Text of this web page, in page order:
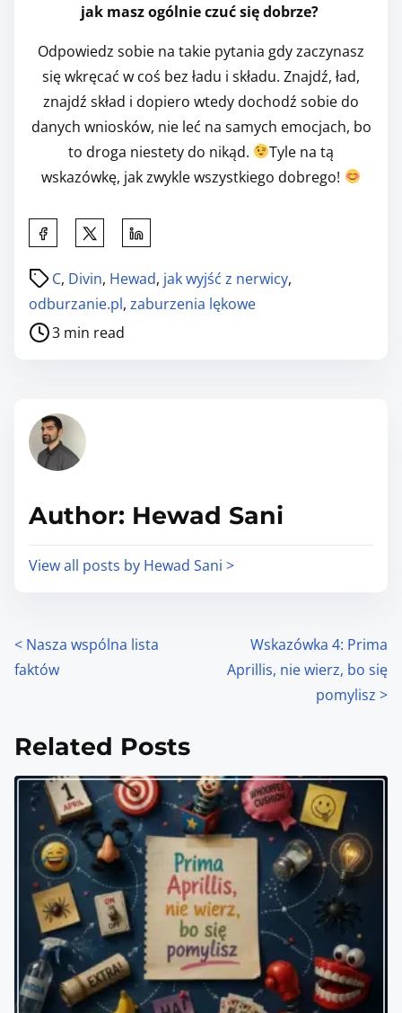
jak masz ogólnie czuć się dobrze?
Odpowiedz sobie na takie pytania gdy zaczynasz
się wkręcać w coś bez ładu i składu. Znajdź, ład,
znajdź skład i dopiero wtedy dochodź sobie do
danych wniosków, nie leć na samych emocjach, bo
to droga niestety do nikąd.
Tyle na tą
wskazówkę, jak zwykle wszystkiego dobrego!
a
r
e
s
p
s
o
C, Divin, Hewad, jak wyjść z nerwicy,
odburzanie.pl, zaburzenia lękowe
P
o
s
a
d
m
3 min read
Author: Hewad Sani
View all posts by Hewad Sani >
P
o
t
g
< Nasza wspólna lista
faktów
Wskazówka 4: Prima
Aprillis, nie wierz, bo się
pomylisz >
Related Posts